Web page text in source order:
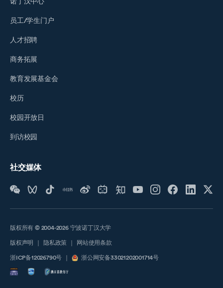
诺丁汉中心
员工/学生门户
人才招聘
商务拓展
教育发展基金会
校历
校园开放日
到访校园
社交媒体
版权所有 © 2004-2026 宁波诺丁汉大学
版权声明 隐私政策 网站使用条款
浙ICP备12026790号 浙公网安备33021202001714号